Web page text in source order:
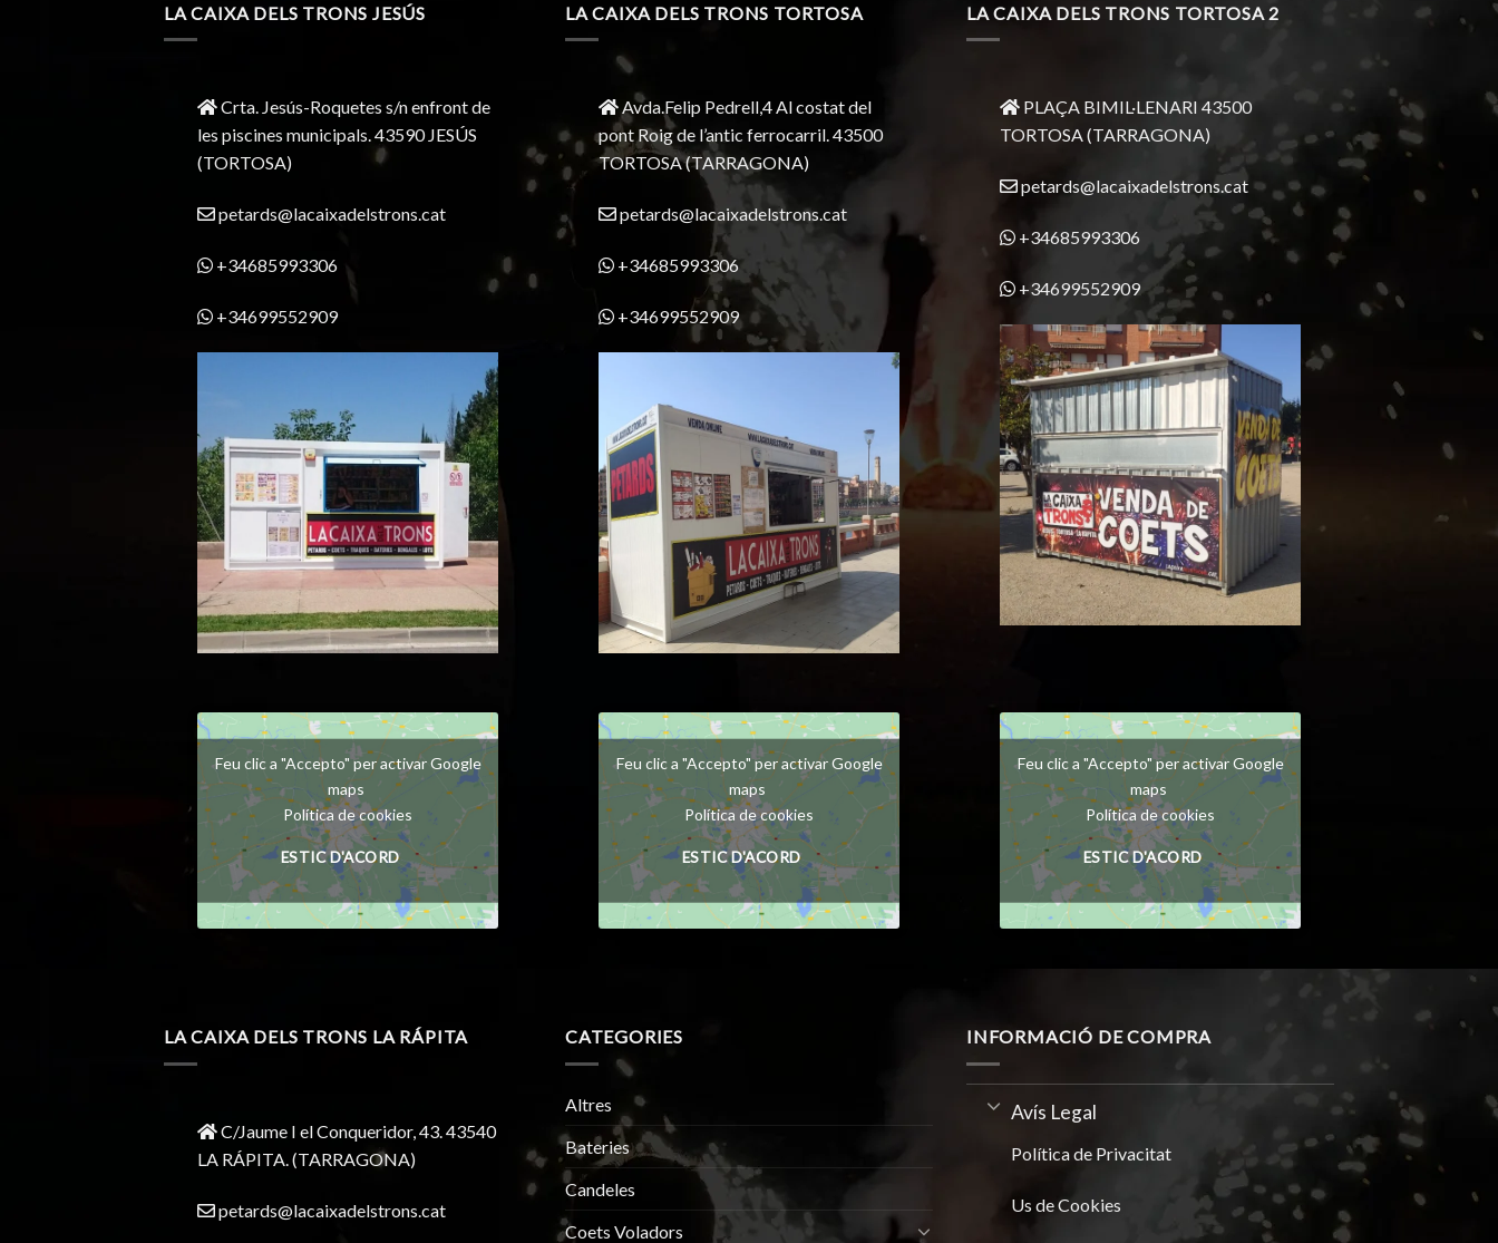
LA CAIXA DELS TRONS JESÚS
Crta. Jesús-Roquetes s/n enfront de
les piscines municipals. 43590 JESÚS
(TORTOSA)
petards@lacaixadelstrons.cat
+34685993306
+34699552909
Feu clic a "Accepto" per activar Google
maps
Política de cookies
ESTIC D'ACORD
LA CAIXA DELS TRONS TORTOSA
Avda.Felip Pedrell,4 Al costat del
pont Roig de l’antic ferrocarril.43500
TORTOSA(TARRAGONA)
petards@lacaixadelstrons.cat
+34685993306
+34699552909
Feu clic a "Accepto" per activar Google
maps
Política de cookies
ESTIC D'ACORD
LA CAIXA DELS TRONS TORTOSA 2
PLAÇA BIMIL·LENARI 43500
TORTOSA (TARRAGONA)
petards@lacaixadelstrons.cat
+34685993306
+34699552909
Feu clic a "Accepto" per activar Google
maps
Política de cookies
ESTIC D'ACORD
LA CAIXA DELS TRONS LA RÁPITA
C/Jaume I el Conqueridor, 43.43540
LA RÁPITA.(TARRAGONA)
petards@lacaixadelstrons.cat
CATEGORIES
Altres
Bateries
Candeles
Coets Voladors
INFORMACIÓ DE COMPRA
Avís Legal
Política de Privacitat
Us de Cookies